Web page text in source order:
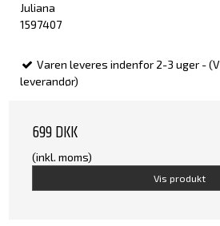
Juliana
1597407
Varen leveres indenfor 2-3 uger -
leverandør)
699 DKK
(inkl. moms)
Vis produkt